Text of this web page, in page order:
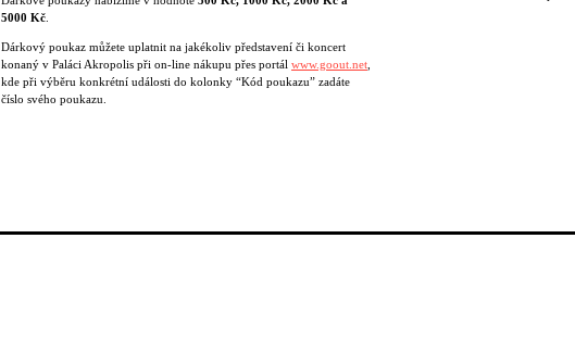
5000 Kč
Dárkový poukaz můžete uplatnit na jakékoliv představení či koncert
konaný v Paláci Akropolis při on-line nákupu přes portál www.goout.net
kde při výběru konkrétní události do kolonky “Kód poukazu” zadáte
číslo svého poukazu.